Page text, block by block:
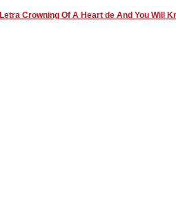
Letra Crowning Of A Heart de And You Will